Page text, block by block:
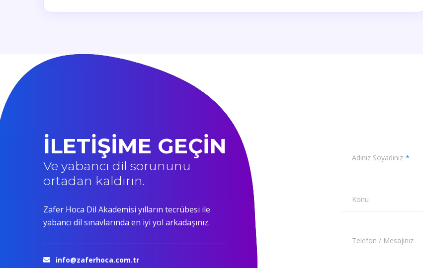
İLETİŞİME GEÇİN
Ve yabancı dil sorununu
ortadan kaldırın.
Zafer Hoca Dil Akademisi yılların tecrübesi ile
yabancı dil sınavlarında en iyi yol arkadaşınız.
info@zaferhoca.com.tr
Adınız Soyadınız
Konu
Telefon / Mesajınız